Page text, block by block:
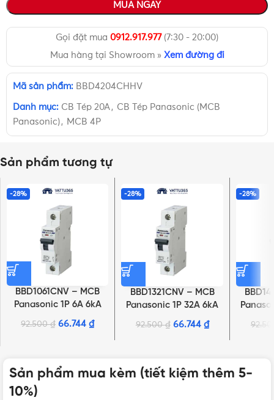
MUA NGAY
Gọi đặt mua 0912.917.977(7:30 - 20:00)
Mua hàng tại Showroom » Xem đường đi
Mã sản phẩm: BBD4204CHHV
Danh mục: CB Tép 20A, CB Tép Panasonic (MCB
Panasonic), MCB 4P
Sản phẩm tương tự
-28%
BBD1061CNV – MCB
Panasonic 1P 6A 6kA
240VAC
92.500₫ 66.744₫
-28%
BBD1321CNV – MCB
Panasonic 1P 32A 6kA
240VAC
92.500₫ 66.744 ₫
-28%
Sản phẩm mua kèm (tiết kiệm thêm 5-
10%)